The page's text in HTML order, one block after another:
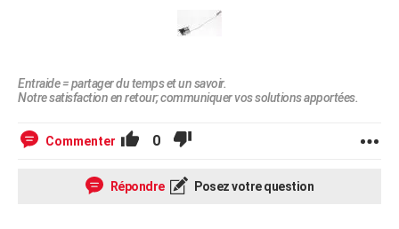
Entraide = partager du temps et un savoir.
Notre satisfaction en retour; communiquer vos solutions apportées.
Commenter 0
Répondre Posez votre question